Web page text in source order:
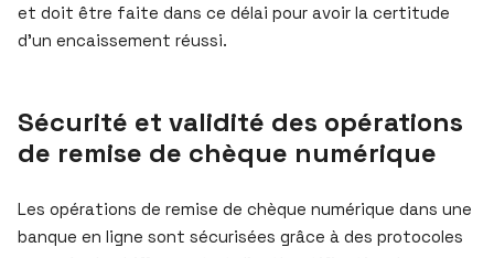
et doit être faite dans ce délai pour avoir la certitude
d’un encaissement réussi.
Sécurité et validité des opérations
de remise de chèque numérique
Les opérations de remise de chèque numérique dans une
banque en ligne sont sécurisées grâce à des protocoles